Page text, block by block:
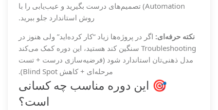
Automation) تصمیم‌های درست بگیرید و عیب‌یابی را با
روش استاندارد جلو ببرید.
نکته حرفه‌ای: اگر در پروژه‌ها زیاد “کار کرده‌اید” ولی هنوز در
Troubleshooting سنگین کند هستید، این دوره کمک می‌کند
مدل ذهنی‌تان استاندارد شود (فرضیه‌سازی درست + تست
مرحله‌ای + کاهش Blind Spot).
🎯 این دوره مناسب چه کسانی
است؟